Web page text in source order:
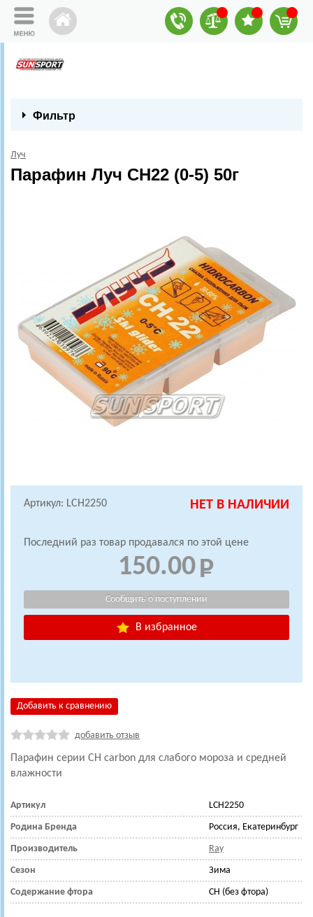
Фильтр
Луч
Парафин Луч CH22 (0-5) 50г
Артикул: LCH2250 НЕТ В НАЛИЧИИ
Последний раз товар продавался по этой цене
150.00
В избранное
Добавить к сравнению
добавить отзыв
Парафин серии СН carbon для слабого мороза и средней
влажности
Артикул LCH2250
Родина Бренда Россия, Екатеринбург
Производитель Ray
Сезон Зима
Содержание фтора CH (без фтора)